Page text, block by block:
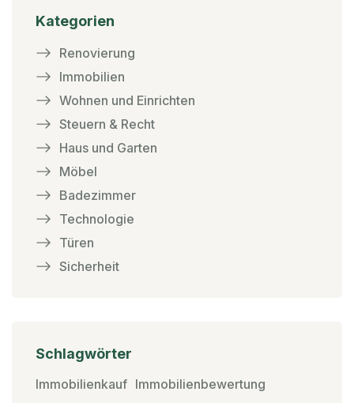
Kategorien
Renovierung
Immobilien
Wohnen und Einrichten
Steuern & Recht
Haus und Garten
Möbel
Badezimmer
Technologie
Türen
Sicherheit
Schlagwörter
Immobilienkauf Immobilienbewertung